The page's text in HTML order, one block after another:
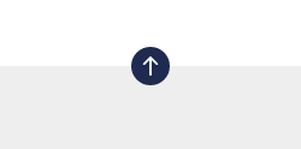
nach oben